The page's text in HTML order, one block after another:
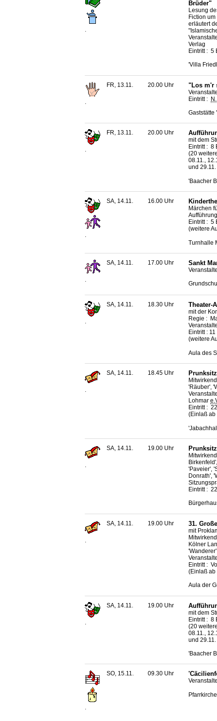
.
Brüder"
Lesung
Fiction
erläutert
Verlag
Eintritt : 5
'Villa
FR, 13.11. 20.00 Uhr "Los m'r
Eintritt :
Gaststätte
.
FR, 13.11. 20.00 Uhr
mit dem
Eintritt : 8
(20
08.11.,
und
'Baacher
.
SA, 14.11. 16.00 Uhr
Märchen
Eintritt : 5
(weitere
Turnhalle
.
SA, 14.11. 17.00 Uhr Sankt
.
SA, 14.11. 18.30 Uhr Theater-
mit der
Regie :
Eintritt :
(weitere
Aula des
.
SA, 14.11. 18.45 Uhr
'Räuber',
Lohmar
Eintritt :
(Einlaß ab
.
SA, 14.11. 19.00 Uhr
'Paveier',
Donrath',
Eintritt :
SA, 14.11. 19.00 Uhr 31.
mit
Kölner
Eintritt :
(Einlaß ab
Aula der
SA, 14.11. 19.00 Uhr
mit dem
Eintritt : 8
(20
08.11.,
und
'Baacher
.
SO, 15.11. 09.30 Uhr